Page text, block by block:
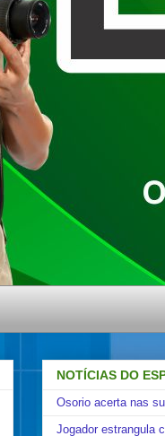
NOTÍCIAS DO
Osorio acerta nas
Jogador estrangula